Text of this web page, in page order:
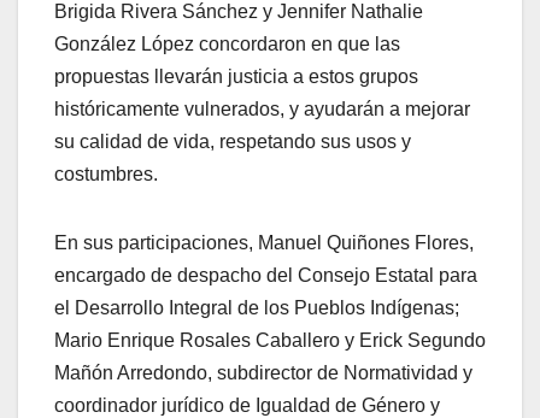
Brigida Rivera Sánchez y Jennifer Nathalie
González López concordaron en que las
propuestas llevarán justicia a estos grupos
históricamente vulnerados, y ayudarán a mejorar
su calidad de vida, respetando sus usos y
costumbres.
En sus participaciones, Manuel Quiñones Flores,
encargado de despacho del Consejo Estatal para
el Desarrollo Integral de los Pueblos Indígenas;
Mario Enrique Rosales Caballero y Erick Segundo
Mañón Arredondo, subdirector de Normatividad y
coordinador jurídico de Igualdad de Género y